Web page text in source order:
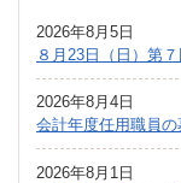
2026年8月5日
８月23日（日）第
2026年8月4日
会計年度任用職員の
2026年8月1日